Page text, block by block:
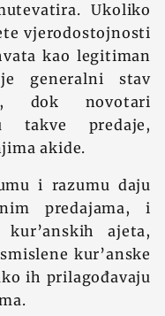
Ukoliko
vjerodostojnosti
kao legitiman
generalni stav
dok novotari
takve predaje,
akide.
i razumu daju
predajama, i
ajeta,
kur’anske
ih prilagođavaju